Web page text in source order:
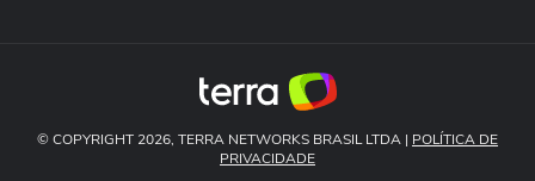
© COPYRIGHT 2026, TERRA NETWORKS BRASIL LTDA | POLÍTICA DE
PRIVACIDADE